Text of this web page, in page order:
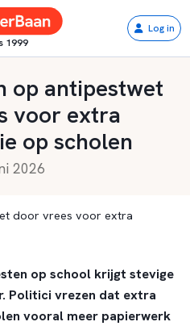
1999
Log in
op antipestwet
voor extra
op scholen
2026
op school krijgt stevige
Politici vrezen dat extra
vooral meer papierwerk